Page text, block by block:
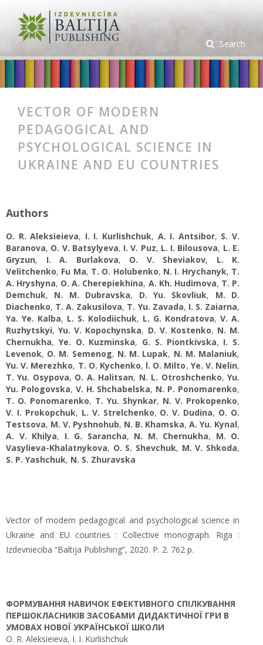
Search
VECTOR OF MODERN
PEDAGOGICAL AND
PSYCHOLOGICAL SCIENCE IN
UKRAINE AND EU COUNTRIES
Authors
O. R. Aleksieieva, I. I. Kurlishchuk, A. І. Antsibor, S. V.
Baranova, O. V. Batsylyeva, I. V. Puz, L. I. Bilousova, L. E.
Gryzun, I. A. Burlakova, O. V. Sheviakov, L. K.
Velitchenko, Fu Ma, T. O. Holubenko, N. I. Hrychanyk, T.
А. Hryshyna, O. A. Cherepiekhina, A. Kh. Hudimova, T. P.
Demchuk, N. M. Dubravska, D. Yu. Skovliuk, M. D.
Diachenko, T. A. Zakusilova, T. Yu. Zavada, I. S. Zaiarna,
Ya. Ye. Kalba, L. S. Kolodiichuk, L. G. Kondratova, V. A.
Ruzhytskyi,Yu. V. Kopochynska, D. V. Kostenko, N. M.
Chernukha, Ye. O. Kuzminska, G. S. Piontkivska, I. S.
Levenok, O. M. Semenog, N. M. Lupak, N. M. Malaniuk,
Yu. V. Merezhko, T. O. Kychenko, l. O. Milto, Ye. V. Nelin,
T. Yu. Osypova, O. A. Halitsan, N. L. Otroshchenko,Yu.
Yu. Pologovska, V. H. Shchabelska, N. P. Ponomarenko,
T. O. Ponomarenko, T. Yu. Shynkar, N. V. Prokopenko,
V. I. Prokopchuk, L. V. Strelchenko, O. V. Dudina, O. О.
Testsova, M. V. Pyshnohub, N. B. Khamska, A. Yu. Kynal,
A. V. Khilya, I. G. Sarancha, N. M. Chernukha, M. О.
Vasylieva-Khalatnykova, O. S. Shevchuk, M. V. Shkoda,
S. Р. Yashchuk, N. S. Zhuravska
Vector of modern pedagogical and psychological science in
Ukraine and EU countries : Collective monograph. Riga :
Izdevnieciba “Baltija Publishing”, 2020. P. 2. 762 p.
ФОРМУВАННЯ НАВИЧОК ЕФЕКТИВНОГО СПІЛКУВАННЯ
ПЕРШОКЛАСНИКІВ ЗАСОБАМИ ДИДАКТИЧНОЇ ГРИ В
УМОВАХ НОВОЇ УКРАЇНСЬКОЇ ШКОЛИ
O. R. Aleksieieva, I. I. Kurlishchuk